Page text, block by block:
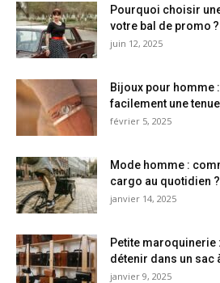
Pourquoi choisir
votre bal de promo ?
juin 12, 2025
Bijoux pour homme
facilement une
février 5, 2025
Mode homme :
cargo au quotidien ?
janvier 14, 2025
Petite maroquinerie
détenir dans un sac
janvier 9, 2025